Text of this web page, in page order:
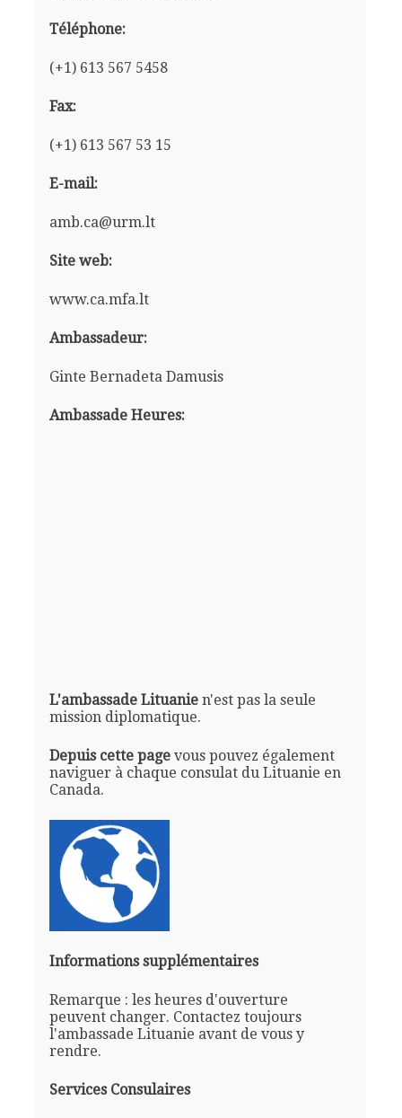
Téléphone:
(+1) 613 567 5458
Fax:
(+1) 613 567 53 15
E-mail:
amb.ca@urm.lt
Site web:
www.ca.mfa.lt
Ambassadeur:
Ginte Bernadeta Damusis
Ambassade Heures:
L'ambassade Lituanien'est pas la seule
mission diplomatique.
Depuis cette pagevous pouvez également
naviguer à chaque consulat du Lituanie en
Canada.
Informations supplémentaires
Remarque : les heures d'ouverture
peuvent changer. Contactez toujours
l'ambassade Lituanie avant de vous y
rendre.
Services Consulaires